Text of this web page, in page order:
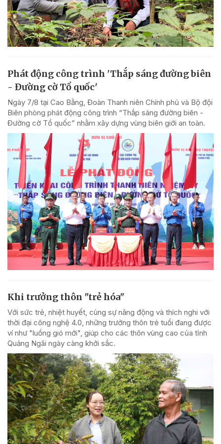
Phát động công trình 'Thắp sáng đường biên
- Đường cờ Tổ quốc'
Ngày 7/8 tại Cao Bằng, Đoàn Thanh niên Chính phủ và Bộ đội
Biên phòng phát động công trình “Thắp sáng đường biên -
Đường cờ Tổ quốc” nhằm xây dựng vùng biên giới an toàn.
Khi trưởng thôn "trẻ hóa"
Với sức trẻ, nhiệt huyết, cùng sự năng động và thích nghi với
thời đại công nghệ 4.0, những trưởng thôn trẻ tuổi đang được
ví như "luồng gió mới", giúp cho các thôn vùng cao của tỉnh
Quảng Ngãi ngày càng khởi sắc.